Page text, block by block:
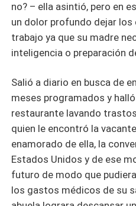
no? – ella asintió, pero en
un dolor profundo dejar los
trabajo ya que su madre
inteligencia o preparación
Salió a diario en busca de
meses programados y
restaurante lavando
quien le encontró la
enamorado de ella, la
Estados Unidos y de ese
futuro de modo que
los gastos médicos de su